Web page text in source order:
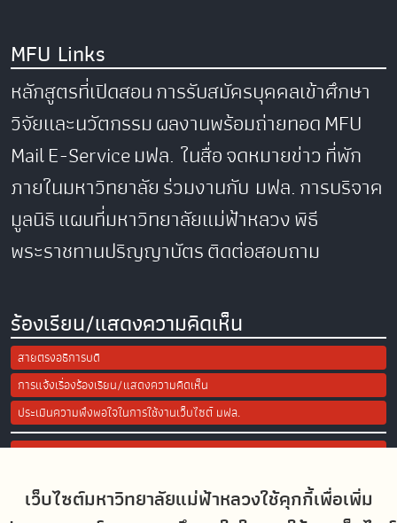
เว็บไซต์มหาวิทยาลัยแม่ฟ้าหลวงใช้คุกกี้เพื่อเพิ่ม
MFU Links
หลักสูตรที่เปิดสอนการรับสมัครบุคคลเข้าศึกษา
วิจัยและนวัตกรรมผลงานพร้อมถ่ายทอดMFU
MailE-Serviceมฟล. ในสื่อจดหมายข่าวที่พัก
ภายในมหาวิทยาลัยร่วมงานกับ มฟล.การบริจาค
มูลนิธิแผนที่มหาวิทยาลัยแม่ฟ้าหลวงพิธี
พระราชทานปริญญาบัตรติดต่อสอบถาม
ร้องเรียน/แสดงความคิดเห็น
สายตรงอธิการบดี
การแจ้งเรื่องร้องเรียน/แสดงความคิดเห็น
ประเมินความพึงพอใจในการใช้งานเว็บไซต์ มฟล.
Site Map
Social Media